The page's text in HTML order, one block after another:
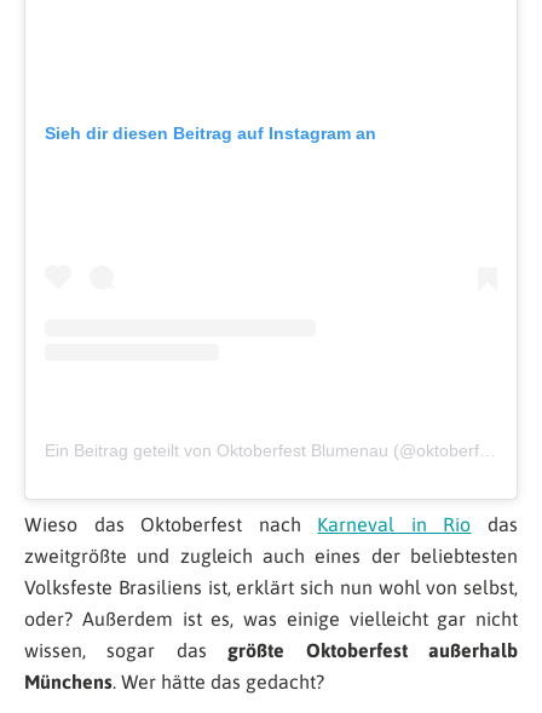
Sieh dir diesen Beitrag auf Instagram an
Wieso das Oktoberfest nach Karneval in Rio das
zweitgrößte und zugleich auch eines der beliebtesten
Volksfeste Brasiliens ist, erklärt sich nun wohl von selbst,
oder? Außerdem ist es, was einige vielleicht gar nicht
wissen, sogar dasgrößte Oktoberfest außerhalb
Münchens. Wer hätte das gedacht?